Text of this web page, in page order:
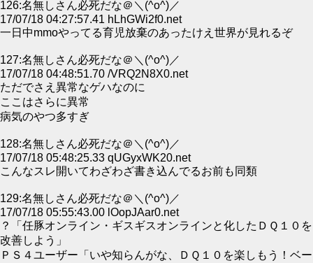
126:名無しさん必死だな＠＼(^o^)／
17/07/18 04:27:57.41 hLhGWi2f0.net
一日中mmoやってる育児放棄のあったけえ世界が見れるぞ
127:名無しさん必死だな＠＼(^o^)／
17/07/18 04:48:51.70 /VRQ2N8X0.net
ただでさえ異常なゲハなのに
ここはさらに異常
病気のやつ多すぎ
128:名無しさん必死だな＠＼(^o^)／
17/07/18 05:48:25.33 qUGyxWK20.net
こんなスレ開いてわざわざ書き込んでるお前も同類
129:名無しさん必死だな＠＼(^o^)／
17/07/18 05:55:43.00 lOopJAar0.net
？「任豚オンライン・ギスギスオンラインと化したＤＱ１０を
改善しよう」
ＰＳ４ユーザー「いや知らんがな、ＤＱ１０を楽しもう！ベー